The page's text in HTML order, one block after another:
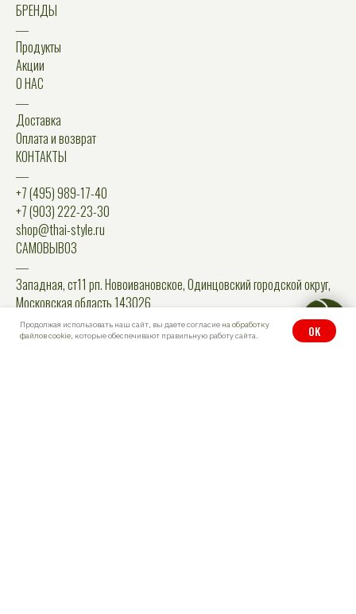
БРЕНДЫ
―
Продукты
Акции
О НАС
―
Доставка
Оплата и возврат
КОНТАКТЫ
―
+7 (495) 989-17-40
+7 (903) 222-23-30
shop@thai-style.ru
САМОВЫВОЗ
―
Западная, ст11 рп. Новоивановское, Одинцовский городской округ,
Московская область 143026
Продолжая использовать наш сайт, вы даете согласие на обработку
файлов cookie, которые обеспечивают правильную работу сайта. OK